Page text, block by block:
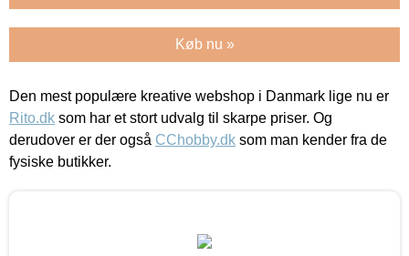
Køb nu »
Den mest populære kreative webshop i Danmark lige nu er
Rito.dk som har et stort udvalg til skarpe priser. Og
derudover er der også CChobby.dk som man kender fra de
fysiske butikker.